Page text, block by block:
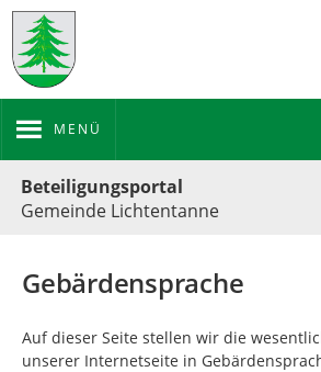
MENÜ
Beteiligungsportal
Gemeinde Lichtentanne
Gebärdensprache
Auf dieser Seite stellen wir die
unserer Internetseite in